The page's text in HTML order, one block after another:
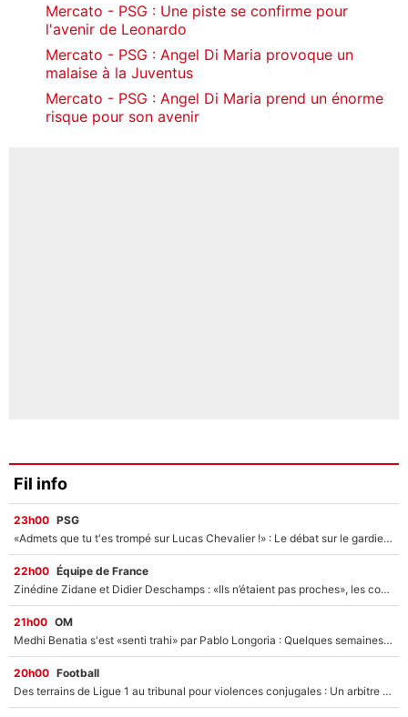
Mercato - PSG : Une piste se confirme pour
l'avenir de Leonardo
Mercato - PSG : Angel Di Maria provoque un
malaise à la Juventus
Mercato - PSG : Angel Di Maria prend un énorme
risque pour son avenir
Fil info
23h00 PSG
«Admets que tu t'es trompé sur Lucas Chevalier !» : Le débat sur le gardien du PSG vire au clash à l'After Foot
22h00 Équipe de France
Zinédine Zidane et Didier Deschamps : «Ils n’étaient pas proches», les confidences d’un membre de l’équipe de France 1998 sur leur relation spéciale
21h00 OM
Medhi Benatia s'est «senti trahi» par Pablo Longoria : Quelques semaines après son départ, l'ancien directeur de football de l'OM règle ses comptes
20h00 Football
Des terrains de Ligue 1 au tribunal pour violences conjugales : Un arbitre français encourt une peine de 18 mois de prison !